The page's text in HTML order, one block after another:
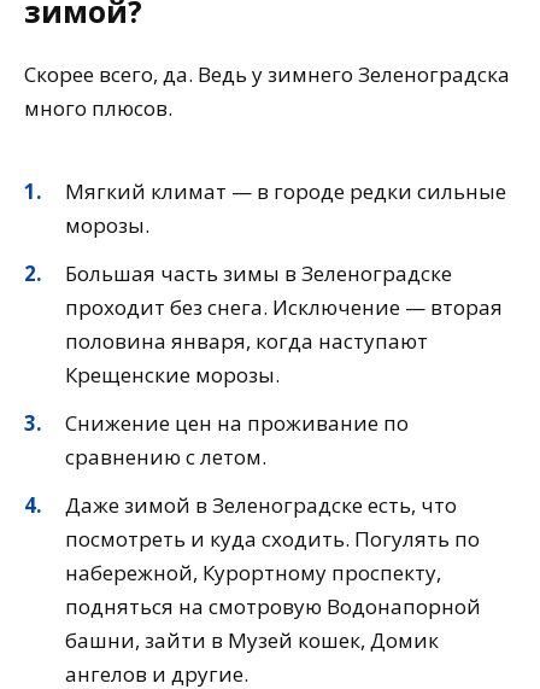
зимой?
Скорее всего, да. Ведь у зимнего Зеленоградска
много плюсов.
Мягкий климат — в городе редки сильные
морозы.
Большая часть зимы в Зеленоградске
проходит без снега. Исключение — вторая
половина января, когда наступают
Крещенские морозы.
Снижение цен на проживание по
сравнению с летом.
Даже зимой в Зеленоградске есть, что
посмотреть и куда сходить. Погулять по
набережной, Курортному проспекту,
подняться на смотровую Водонапорной
башни, зайти в Музей кошек, Домик
ангелов и другие.